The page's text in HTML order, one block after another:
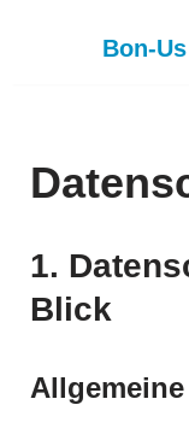
Bon-Us
1.
Blick